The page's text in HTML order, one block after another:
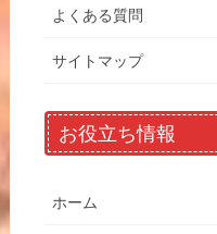
よくある質問
サイトマップ
お役立ち情報
ホーム